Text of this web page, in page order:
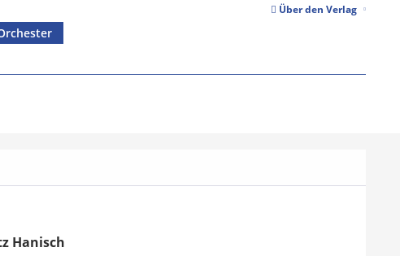
Über den Verlag
Hanisch